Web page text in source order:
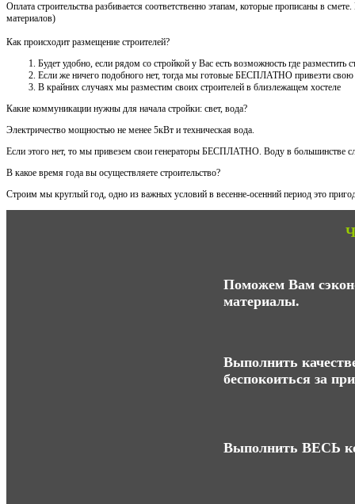
Оплата строительства разбивается соответственно этапам, которые прописаны в
материалов)
Как происходит размещение строителей?
Будет удобно, если рядом со стройкой у Вас есть возможность где
Если же ничего подобного нет, тогда мы готовые БЕСПЛАТНО привезти свою
В крайних случаях мы разместим своих строителей в близлежащем хостеле
Какие коммуникации нужны для начала стройки: свет, вода?
Электричество мощностью не менее 5кВт и техническая вода.
Если этого нет, то мы привезем свои генераторы БЕСПЛАТНО. Воду в большинстве
В какое время года вы осуществляете строительство?
Строим мы круглый год, одно из важных условий в весенне-осенний период это
Поможем Вам
материалы.
Выполнить
беспокоиться за
Выполнить ВЕСЬ